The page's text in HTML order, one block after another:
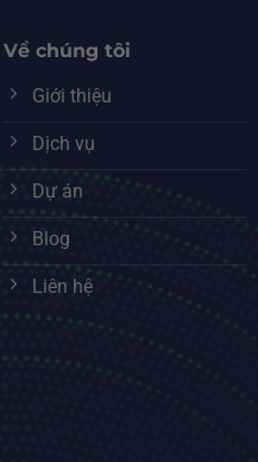
Về chúng tôi
Giới thiệu
Dịch vụ
Dự án
Blog
Liên hệ